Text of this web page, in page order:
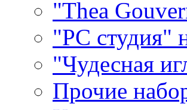
"Thea
"РС студия"
"Чудесная
Прочие